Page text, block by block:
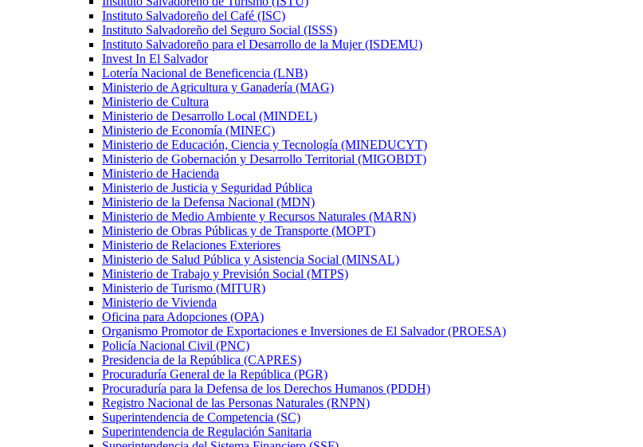
Instituto Salvadoreño del Café (ISC)
Instituto Salvadoreño del Seguro Social (ISSS)
Instituto Salvadoreño para el Desarrollo de la Mujer (ISDEMU)
Invest In El Salvador
Lotería Nacional de Beneficencia (LNB)
Ministerio de Agricultura y Ganadería (MAG)
Ministerio de Cultura
Ministerio de Desarrollo Local (MINDEL)
Ministerio de Economía (MINEC)
Ministerio de Educación, Ciencia y Tecnología (MINEDUCYT)
Ministerio de Gobernación y Desarrollo Territorial (MIGOBDT)
Ministerio de Hacienda
Ministerio de Justicia y Seguridad Pública
Ministerio de la Defensa Nacional (MDN)
Ministerio de Medio Ambiente y Recursos Naturales (MARN)
Ministerio de Obras Públicas y de Transporte (MOPT)
Ministerio de Relaciones Exteriores
Ministerio de Salud Pública y Asistencia Social (MINSAL)
Ministerio de Trabajo y Previsión Social (MTPS)
Ministerio de Turismo (MITUR)
Ministerio de Vivienda
Oficina para Adopciones (OPA)
Organismo Promotor de Exportaciones e Inversiones de El Salvador (PROESA)
Policía Nacional Civil (PNC)
Presidencia de la República (CAPRES)
Procuraduría General de la República (PGR)
Procuraduría para la Defensa de los Derechos Humanos (PDDH)
Registro Nacional de las Personas Naturales (RNPN)
Superintendencia de Competencia (SC)
Superintendencia de Regulación Sanitaria